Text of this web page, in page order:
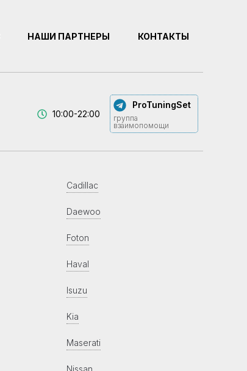
НАШИ ПАРТНЕРЫ КОНТАКТЫ
10:00-22:00
ProTuningSet
группа
взаимопомощи
Cadillac
Daewoo
Foton
Haval
Isuzu
Kia
Maserati
Nissan